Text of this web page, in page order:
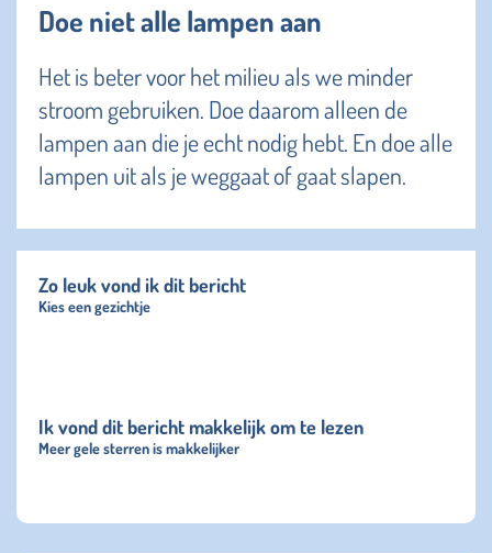
Doe niet alle lampen aan
Het is beter voor het milieu als we minder
stroom gebruiken. Doe daarom alleen de
lampen aan die je echt nodig hebt. En doe alle
lampen uit als je weggaat of gaat slapen.
Zo leuk vond ik dit bericht
Kies een gezichtje
Ik vond dit bericht makkelijk om te lezen
Meer gele sterren is makkelijker